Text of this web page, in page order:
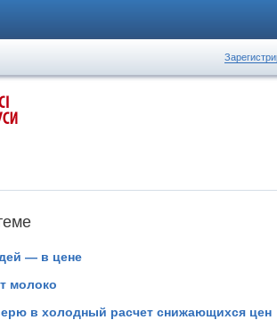
— в цене
молоко
в холодный расчет снижающихся цен